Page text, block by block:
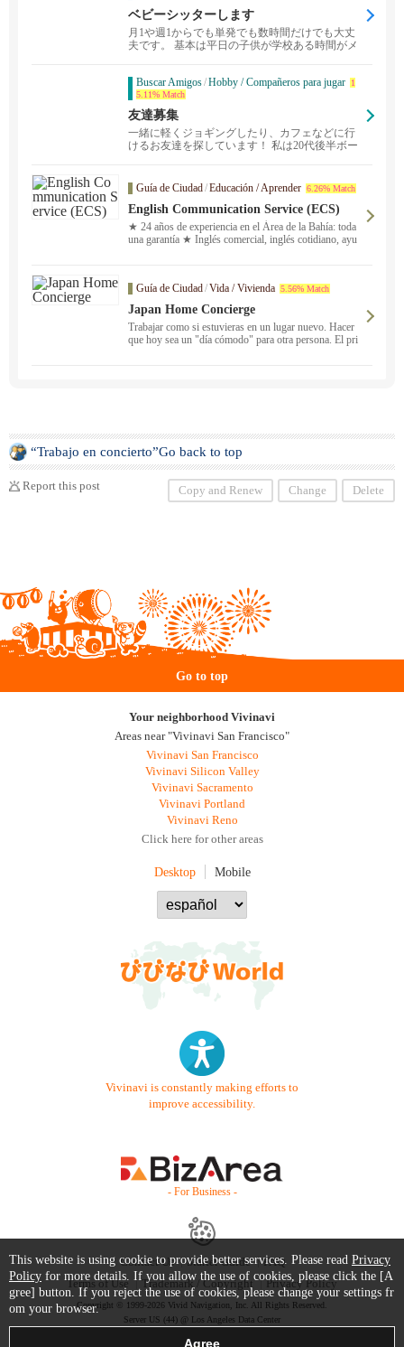
ベビーシッターします
月1や週1からでも単発でも数時間だけでも大丈
夫です。 基本は平日の子供が学校ある時間がメ
Buscar Amigos/Hobby / Compañeros para jugar
1
5.11% Match
友達募集
一緒に軽くジョギングしたり、カフェなどに行
けるお友達を探しています！ 私は20代後半ボー
Guía de Ciudad/Educación / Aprender 6.26% Match
English Communication Service (ECS)
★ 24 años de experiencia en el Área de la Bahía: toda
una garantía ★ Inglés comercial, inglés cotidiano, ayu
en japonés. Nuestro personal japonés, en el que puede
confiar, y nuestro equipo de profesores con amplia exp
eriencia le ofrecerán un servicio profesional y le diseña
rán un plan de estudios totalmente personalizado que s
e adapte a sus necesidades. Le presentaremos al profes
Guía de Ciudad/Vida / Vivienda 5.56% Match
Japan Home Concierge
Trabajar como si estuvieras en un lugar nuevo. Hacer
que hoy sea un "día cómodo" para otra persona. El pri
“Trabajo en concierto”Go back to top
Report this post Copy and Renew Change Delete
Go to top
Your neighborhood Vivinavi
Areas near "Vivinavi San Francisco"
Vivinavi San Francisco
Vivinavi Silicon Valley
Vivinavi Sacramento
Vivinavi Portland
Vivinavi Reno
Click here for other areas
Desktop Mobile
Vivinavi is constantly making efforts to
improve accessibility.
- For Business -
Contact Us Starter Guide
FAQ
Terms of Use
Trademark / Copyright Privacy Policy
Copyright © 1999-2026 Vivid Navigation, Inc. All Rights Reserved.
Server US (44) @ Los Angeles Data Center
This website is using cookie to provide better services. Please read Privacy
Policy for more details. If you allow the use of cookies, please click the [A
gree] button. If you reject the use of cookies, please change your settings fr
om your browser.